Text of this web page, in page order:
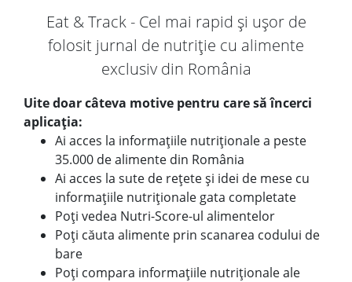
Eat & Track - Cel mai rapid și ușor de
folosit jurnal de nutriție cu alimente
exclusiv din România
Uite doar câteva motive pentru care să încerci
aplicația:
Ai acces la informațiile nutriționale a peste
35.000 de alimente din România
Ai acces la sute de rețete și idei de mese cu
informațiile nutriționale gata completate
Poți vedea Nutri-Score-ul alimentelor
Poți căuta alimente prin scanarea codului de
bare
Poți compara informațiile nutriționale ale